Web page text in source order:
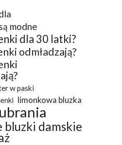
modne
dla 30 latki?
odmładzają?
w paski
limonkowa bluzka
bluzki damskie